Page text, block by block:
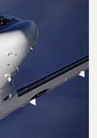
(Knoten)